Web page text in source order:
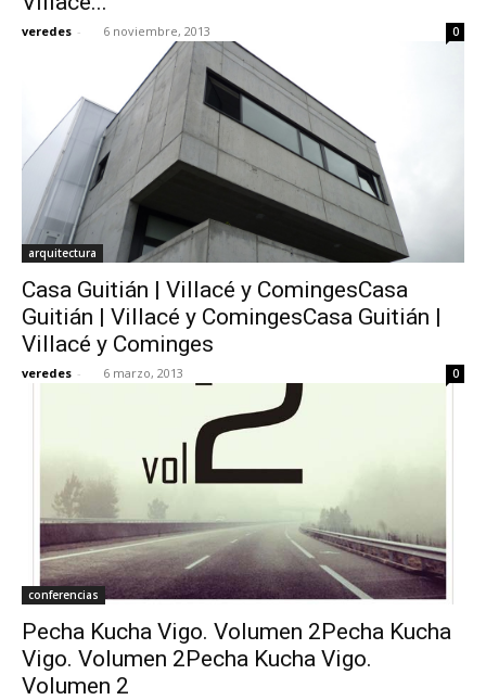
veredes - 6 noviembre, 2013 0
arquitectura
Casa Guitián | Villacé y ComingesCasa
Guitián | Villacé y ComingesCasa Guitián |
Villacé y Cominges
veredes - 6 marzo, 2013 0
conferencias
Pecha Kucha Vigo. Volumen 2Pecha Kucha
Vigo. Volumen 2Pecha Kucha Vigo.
Volumen 2